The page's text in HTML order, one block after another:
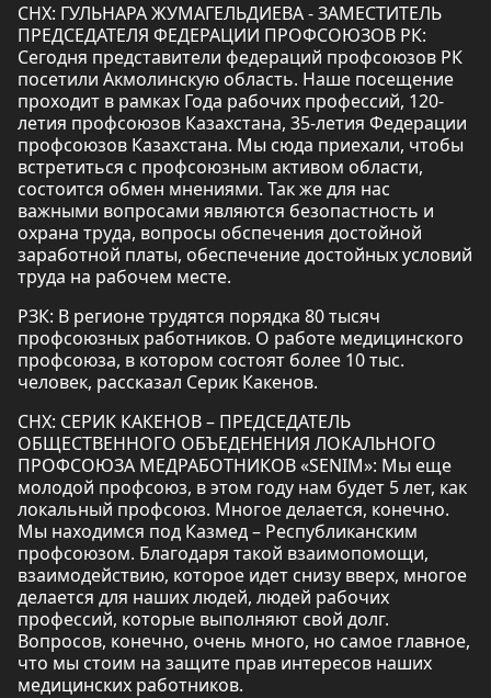
СНХ: ГУЛЬНАРА ЖУМАГЕЛЬДИЕВА - ЗАМЕСТИТЕЛЬ
ПРЕДСЕДАТЕЛЯ ФЕДЕРАЦИИ ПРОФСОЮЗОВ РК:
Сегодня представители федераций профсоюзов РК
посетили Акмолинскую область. Наше посещение
проходит в рамках Года рабочих профессий, 120-
летия профсоюзов Казахстана, 35-летия Федерации
профсоюзов Казахстана. Мы сюда приехали, чтобы
встретиться с профсоюзным активом области,
состоится обмен мнениями. Так же для нас
важными вопросами являются безопастность и
охрана труда, вопросы обспечения достойной
заработной платы, обеспечение достойных условий
труда на рабочем месте.
РЗК: В регионе трудятся порядка 80 тысяч
профсоюзных работников. О работе медицинского
профсоюза, в котором состоят более 10 тыс.
человек, рассказал Серик Какенов.
СНХ: СЕРИК КАКЕНОВ – ПРЕДСЕДАТЕЛЬ
ОБЩЕСТВЕННОГО ОБЪЕДЕНЕНИЯ ЛОКАЛЬНОГО
ПРОФСОЮЗА МЕДРАБОТНИКОВ «SENIM»: Мы еще
молодой профсоюз, в этом году нам будет 5 лет, как
локальный профсоюз. Многое делается, конечно.
Мы находимся под Казмед – Республиканским
профсоюзом. Благодаря такой взаимопомощи,
взаимодействию, которое идет снизу вверх, многое
делается для наших людей, людей рабочих
профессий, которые выполняют свой долг.
Вопросов, конечно, очень много, но самое главное,
что мы стоим на защите прав интересов наших
медицинских работников.